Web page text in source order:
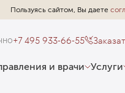
Пользуясь сайтом, Вы даете
+7 495 933-66-55
и врачи Услуги